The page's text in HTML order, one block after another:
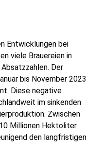
Entwicklungen bei
viele Brauereien in
Der
bis November 2023
Diese negative
im sinkenden
Zwischen
Millionen Hektoliter
den langfristigen